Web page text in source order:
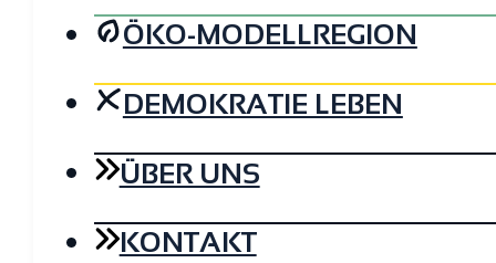
ÖKO-MODELLREGION
DEMOKRATIE LEBEN
ÜBER UNS
KONTAKT